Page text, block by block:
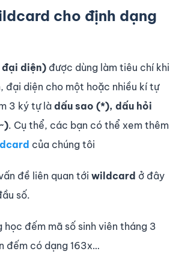
cho định dạng
diện) được dùng làm tiêu chí khi
đại diện cho một hoặc nhiều kí tự
3 ký tự là dấu sao (*), dấu hỏi
. Cụ thể, các bạn có thể xem thêm
của chúng tôi
đề liên quan tới wildcard ở đây
số.
học đếm mã số sinh viên tháng 3
đếm có dạng 163x…